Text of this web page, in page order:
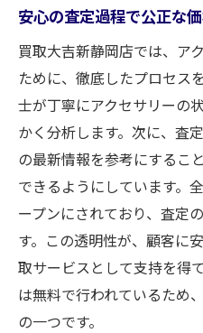
安心の査定過程で公正な
買取大吉新静岡店では、ア
ために、徹底したプロセス
士が丁寧にアクセサリーの
かく分析します。次に、査
の最新情報を参考にするこ
できるようにしています。
ープンにされており、査定
す。この透明性が、顧客に
取サービスとして支持を得
は無料で行われているため
の一つです。